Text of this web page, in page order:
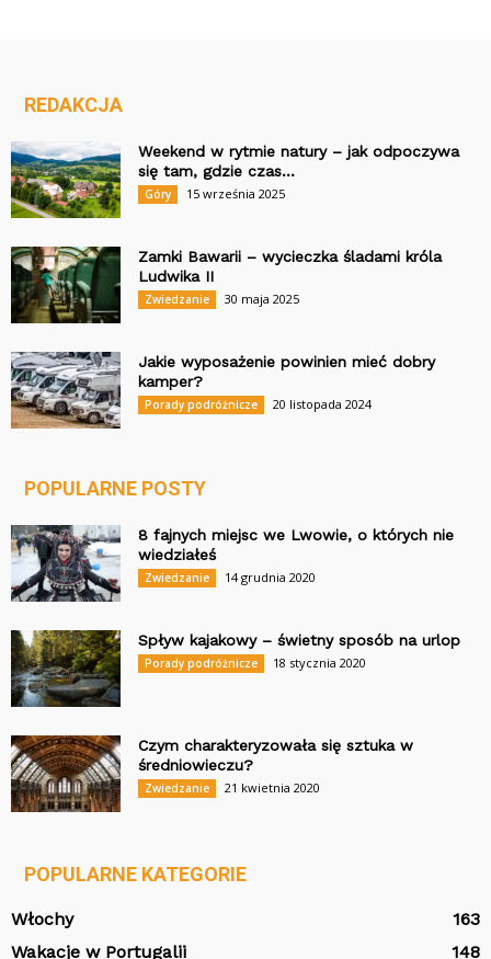
REDAKCJA
Weekend w rytmie natury – jak odpoczywa
się tam, gdzie czas...
Góry 15 września 2025
Zamki Bawarii – wycieczka śladami króla
Ludwika II
Zwiedzanie 30 maja 2025
Jakie wyposażenie powinien mieć dobry
kamper?
Porady podróżnicze 20 listopada 2024
POPULARNE POSTY
8 fajnych miejsc we Lwowie, o których nie
wiedziałeś
Zwiedzanie 14 grudnia 2020
Spływ kajakowy – świetny sposób na urlop
Porady podróżnicze 18 stycznia 2020
Czym charakteryzowała się sztuka w
średniowieczu?
Zwiedzanie 21 kwietnia 2020
POPULARNE KATEGORIE
Włochy
163
Wakacje w Portugalii
148